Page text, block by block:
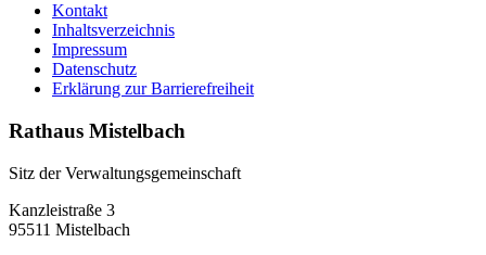
Kontakt
Inhaltsverzeichnis
Impressum
Datenschutz
Erklärung zur Barrierefreiheit
Rathaus Mistelbach
Sitz der Verwaltungsgemeinschaft
Kanzleistraße 3
95511 Mistelbach